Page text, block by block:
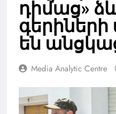
դիմաց»
են
Media Analytic Centre